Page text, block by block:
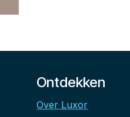
Ontdekken
Over Luxor